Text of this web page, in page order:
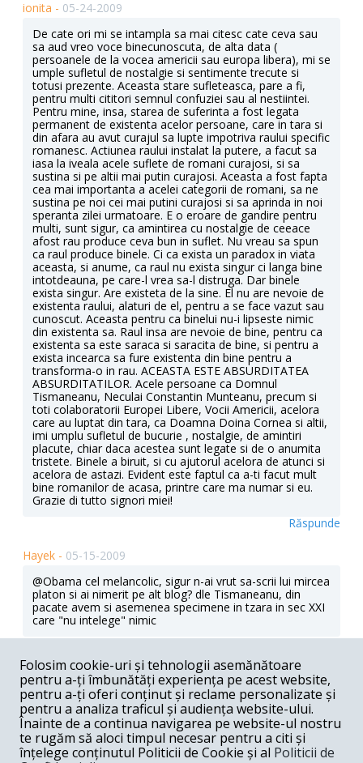
ionita - 05-24-2009
De cate ori mi se intampla sa mai citesc cate ceva sau
sa aud vreo voce binecunoscuta, de alta data (
persoanele de la vocea americii sau europa libera), mi se
umple sufletul de nostalgie si sentimente trecute si
totusi prezente. Aceasta stare sufleteasca, pare a fi,
pentru multi cititori semnul confuziei sau al nestiintei.
Pentru mine, insa, starea de suferinta a fost legata
permanent de existenta acelor persoane, care in tara si
din afara au avut curajul sa lupte impotriva raului specific
romanesc. Actiunea raului instalat la putere, a facut sa
iasa la iveala acele suflete de romani curajosi, si sa
sustina si pe altii mai putin curajosi. Aceasta a fost fapta
cea mai importanta a acelei categorii de romani, sa ne
sustina pe noi cei mai putini curajosi si sa aprinda in noi
speranta zilei urmatoare. E o eroare de gandire pentru
multi, sunt sigur, ca amintirea cu nostalgie de ceeace
afost rau produce ceva bun in suflet. Nu vreau sa spun
ca raul produce binele. Ci ca exista un paradox in viata
aceasta, si anume, ca raul nu exista singur ci langa bine
intotdeauna, pe care-l vrea sa-l distruga. Dar binele
exista singur. Are existeta de la sine. El nu are nevoie de
existenta raului, alaturi de el, pentru a se face vazut sau
cunoscut. Aceasta pentru ca binelui nu-i lipseste nimic
din existenta sa. Raul insa are nevoie de bine, pentru ca
existenta sa este saraca si saracita de bine, si pentru a
exista incearca sa fure existenta din bine pentru a
transforma-o in rau. ACEASTA ESTE ABSURDITATEA
ABSURDITATILOR. Acele persoane ca Domnul
Tismaneanu, Neculai Constantin Munteanu, precum si
toti colaboratorii Europei Libere, Vocii Americii, acelora
care au luptat din tara, ca Doamna Doina Cornea si altii,
imi umplu sufletul de bucurie , nostalgie, de amintiri
placute, chiar daca acestea sunt legate si de o anumita
tristete. Binele a biruit, si cu ajutorul acelora de atunci si
acelora de astazi. Evident este faptul ca a-ti facut mult
bine romanilor de acasa, printre care ma numar si eu.
Grazie di tutto signori miei!
Răspunde
Hayek - 05-15-2009
@Obama cel melancolic, sigur n-ai vrut sa-scrii lui mircea
platon si ai nimerit pe alt blog? dle Tismaneanu, din
pacate avem si asemenea specimene in tzara in sec XXI
care "nu intelege" nimic
Răspunde
obama din Tzikau, in Iasi -05-15-2009
Nu merge, nene, lasa-te de istorie!
Răspunde
Ion Atasie -05-15-2009
Folosim cookie-uri și tehnologii asemănătoare
pentru a-ți îmbunătăți experiența pe acest website,
pentru a-ți oferi conținut și reclame personalizate și
pentru a analiza traficul și audiența website-ului.
Înainte de a continua navigarea pe website-ul nostru
te rugăm să aloci timpul necesar pentru a citi și
înțelege conținutul Politicii de Cookie și al Politicii de